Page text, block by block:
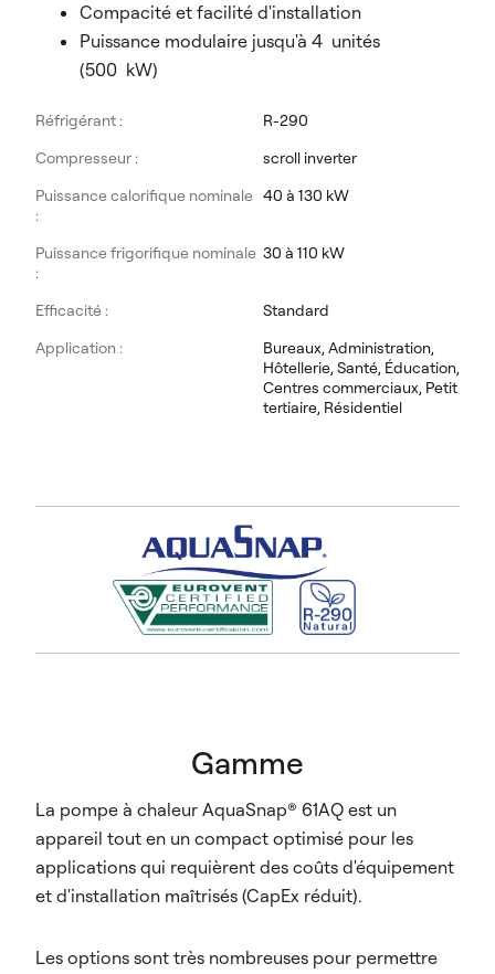
Compacité et facilité d'installation
Puissance modulaire jusqu'à 4 unités
(500 kW)
Réfrigérant :
R-290
Compresseur :
scroll inverter
Puissance calorifique nominale
:
40 à 130 kW
Puissance frigorifique nominale
:
30 à 110 kW
Efficacité :
Standard
Application :
Bureaux, Administration,
Hôtellerie, Santé, Éducation,
Centres commerciaux, Petit
tertiaire, Résidentiel
Gamme
La pompe à chaleur AquaSnap® 61AQ est un
appareil tout en un compact optimisé pour les
applications qui requièrent des coûts d'équipement
et d'installation maîtrisés (CapEx réduit).
Les options sont très nombreuses pour permettre